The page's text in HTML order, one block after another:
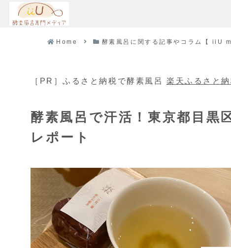
Home 酵素風呂に関する記事やコラム【 iiU
［PR］ふるさと納税で酵素風呂 楽天ふるさと納
酵素風呂で汗活！東京都目
レポート